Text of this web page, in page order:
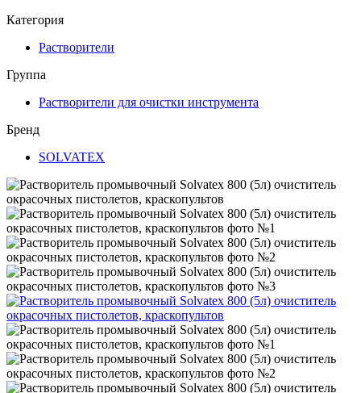
Категория
Растворители
Группа
Растворители для очистки инструмента
Бренд
SOLVATEX